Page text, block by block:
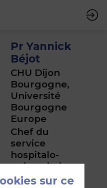
Pr Yannick
Béjot
CHU Dijon
Bourgogne,
Université
Bourgogne
Europe
Chef du
service
hospitalo-
universitaire
de
sur ce